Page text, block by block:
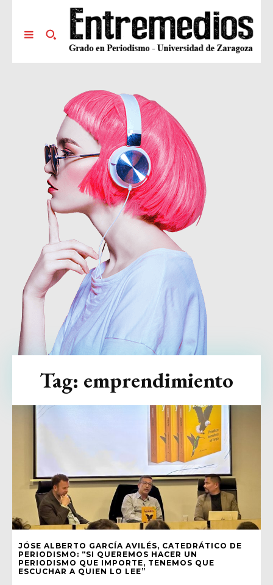
JÓSE ALBERTO GARCÍA AVILÉS, CATEDRÁTICO DE
PERIODISMO: “SI QUEREMOS HACER UN
PERIODISMO QUE IMPORTE, TENEMOS QUE
ESCUCHAR A QUIEN LO LEE”
Tag: emprendimiento